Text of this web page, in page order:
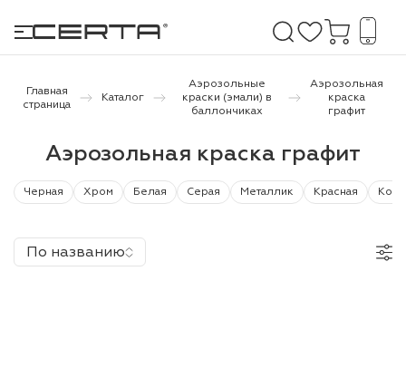
и дачи
бетону,
Главная
страница
Каталог
Аэрозольные
краски (эмали) в
баллончиках
Аэрозольная
краска
графит
Аэрозольная краска графит
Черная Хром Белая Серая Металлик Красная
По названию